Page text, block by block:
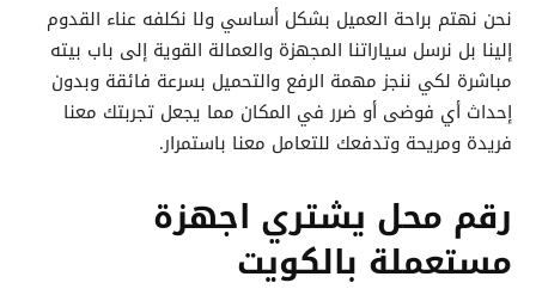
نحن نهتم براحة العميل بشكل أساسي ولا نكلفه عناء القدوم
إلينا بل نرسل سياراتنا المجهزة والعمالة القوية إلى باب بيته
مباشرة لكي ننجز مهمة الرفع والتحميل بسرعة فائقة وبدون
إحداث أي فوضى أو ضرر في المكان مما يجعل تجربتك معنا
فريدة ومريحة وتدفعك للتعامل معنا باستمرار.
رقم محل يشتري اجهزة
مستعملة بالكويت